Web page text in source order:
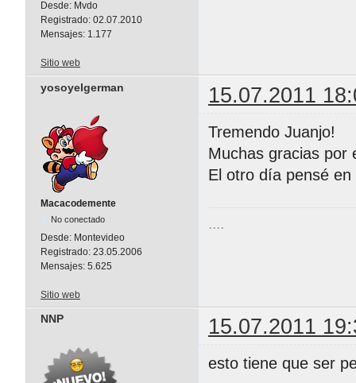
Desde: Mvdo
Registrado: 02.07.2010
Mensajes: 1.177
Sitio web
yosoyelgerman 15.07.2011
Macacodemente
No conectado
Desde: Montevideo
Registrado: 23.05.2006
Mensajes: 5.625
Tremendo Juanjo!
Muchas gracias por
El otro día pensé
....
Sitio web
NNP 15.07.2011
esto tiene que ser